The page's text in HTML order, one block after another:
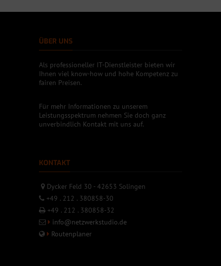
ÜBER UNS
Als professioneller IT-Dienstleister bieten wir
Ihnen viel know-how und hohe Kompetenz zu
fairen Preisen.
Für mehr Informationen zu unserem
Leistungsspektrum nehmen Sie doch ganz
unverbindlich Kontakt mit uns auf.
KONTAKT
Dycker Feld 30 - 42653 Solingen
+49 . 212 . 380858-30
+49 . 212 . 380858-32
info@netzwerkstudio.de
Routenplaner